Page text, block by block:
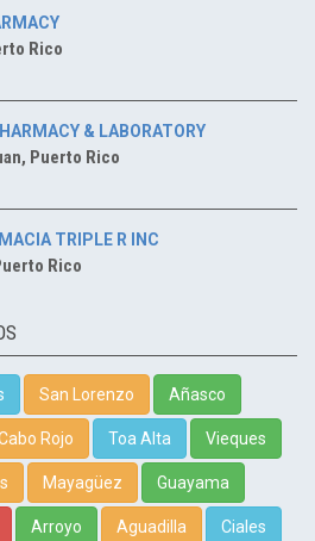
Rico
& LABORATORY
Puerto Rico
TRIPLE R INC
Rico
San Lorenzo Añasco
Rojo Toa Alta Vieques
Mayagüez Guayama
Arroyo Aguadilla Ciales